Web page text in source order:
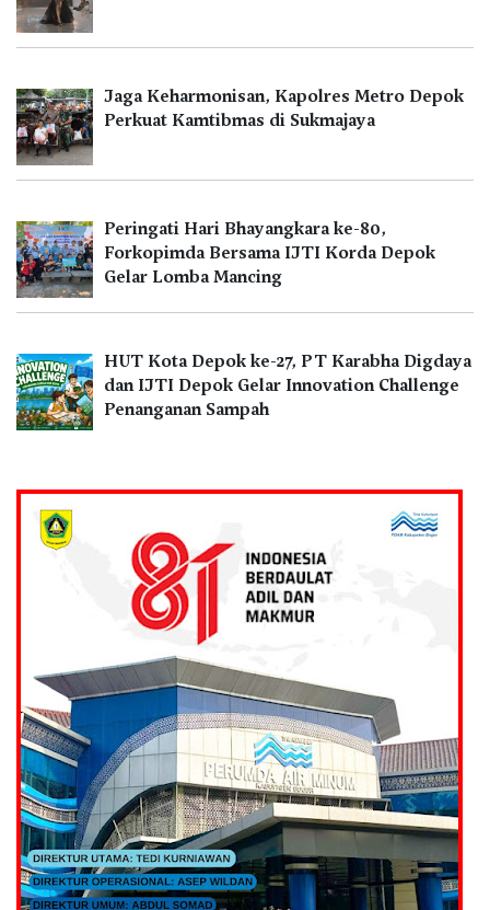
Jaga Keharmonisan, Kapolres Metro Depok
Perkuat Kamtibmas di Sukmajaya
Peringati Hari Bhayangkara ke-80,
Forkopimda Bersama IJTI Korda Depok
Gelar Lomba Mancing
HUT Kota Depok ke-27, PT Karabha Digdaya
dan IJTI Depok Gelar Innovation Challenge
Penanganan Sampah